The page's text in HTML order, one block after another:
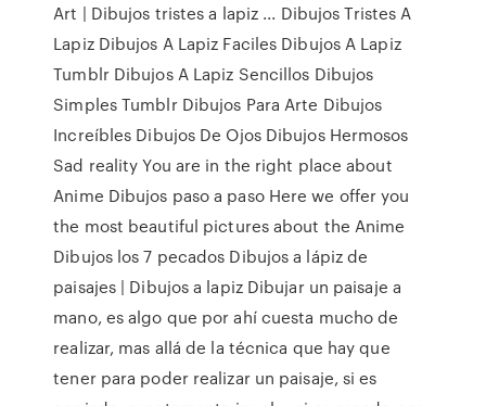
Art | Dibujos tristes a lapiz ... Dibujos Tristes A
Lapiz Dibujos A Lapiz Faciles Dibujos A Lapiz
Tumblr Dibujos A Lapiz Sencillos Dibujos
Simples Tumblr Dibujos Para Arte Dibujos
Increíbles Dibujos De Ojos Dibujos Hermosos
Sad reality You are in the right place about
Anime Dibujos paso a paso Here we offer you
the most beautiful pictures about the Anime
Dibujos los 7 pecados Dibujos a lápiz de
paisajes | Dibujos a lapiz Dibujar un paisaje a
mano, es algo que por ahí cuesta mucho de
realizar, mas allá de la técnica que hay que
tener para poder realizar un paisaje, si es